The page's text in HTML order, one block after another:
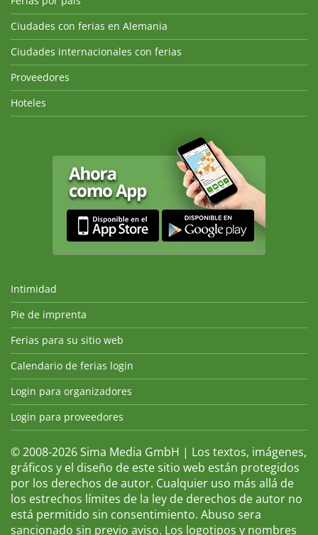
Ciudades con ferias en Alemania
Ciudades internacionales con ferias
Proveedores
Hoteles
Intimidad
Pie de imprenta
Ferias para su sitio web
Calendario de ferias login
Login para organizadores
Login para proveedores
© 2008-2026 Sima Media GmbH | Los textos, imágenes,
gráficos y el diseño de este sitio web están protegidos
por los derechos de autor. Cualquier uso más allá de
los estrechos límites de la ley de derechos de autor no
está permitido sin consentimiento. Abuso sera
sancionado sin previo aviso. Los logotipos y nombres